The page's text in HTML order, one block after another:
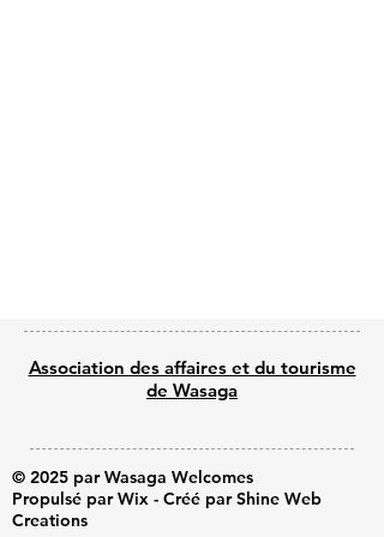
Association des affaires et du tourisme
de Wasaga
© 2025 par Wasaga Welcomes
Propulsé par Wix - Créé par Shine Web
Creations